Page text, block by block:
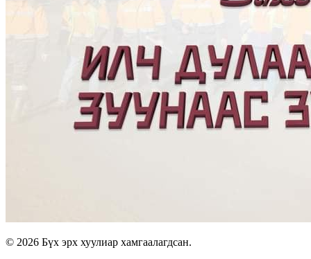
© 2026 Бүх эрх хуулиар хамгаалагдсан.